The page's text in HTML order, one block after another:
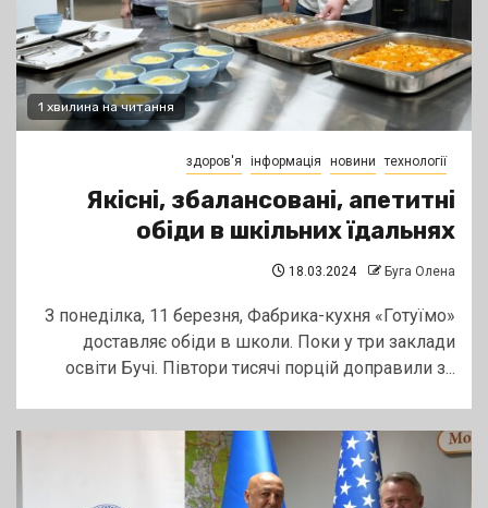
1 хвилина на читання
здоров'я інформація новини технології
Якісні, збалансовані, апетитні
обіди в шкільних їдальнях
18.03.2024 Буга Олена
З понеділка, 11 березня, Фабрика-кухня «Готуїмо»
доставляє обіди в школи. Поки у три заклади
освіти Бучі. Півтори тисячі порцій доправили з...